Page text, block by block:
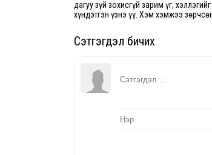
дагуу зүй зохисгүй зарим үг,
хүндэтгэн үзнэ үү. Хэм хэмжээ
Сэтгэгдэл бичих